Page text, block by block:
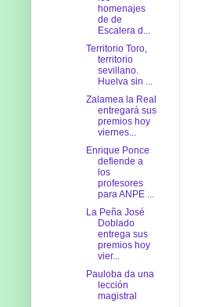
homenajes
de de
Escalera d...
Territorio Toro,
territorio
sevillano.
Huelva sin ...
Zalamea la Real
entregará sus
premios hoy
viernes...
Enrique Ponce
defiende a
los
profesores
para ANPE ...
La Peña José
Doblado
entrega sus
premios hoy
vier...
Pauloba da una
lección
magistral